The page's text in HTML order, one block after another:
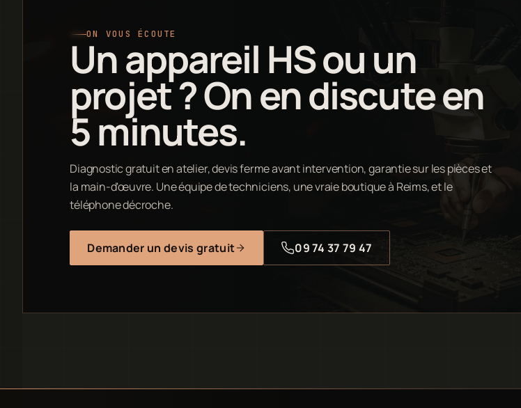
ON VOUS ÉCOUTE
Un appareil HS ou un
projet ? On en discute en
5 minutes.
Diagnostic gratuit en atelier, devis ferme avant intervention, garantie sur les pièces et
la main-d'œuvre. Une équipe de techniciens, une vraie boutique à Reims, et le
téléphone décroche.
Demander un devis gratuit 09 74 37 79 47